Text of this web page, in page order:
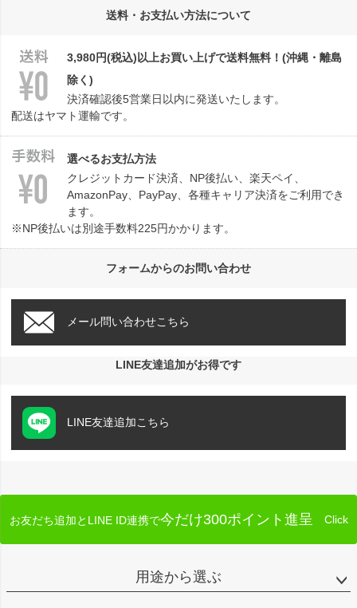
送料・お支払い方法について
3,980円(税込)以上お買い上げで送料無料！(沖縄・離島
除く)
決済確認後5営業日以内に発送いたします。
配送はヤマト運輸です。
選べるお支払方法
クレジットカード決済、NP後払い、楽天ペイ、
AmazonPay、PayPay、各種キャリア決済をご利用でき
ます。
※NP後払いは別途手数料225円かかります。
フォームからのお問い合わせ
メール問い合わせこちら
LINE友達追加がお得です
LINE友達追加こちら
お友だち追加とLINE ID連携で今だけ300ポイント進呈 Click
用途から選ぶ